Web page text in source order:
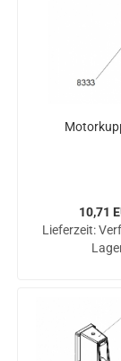
10,71
Lieferzeit: